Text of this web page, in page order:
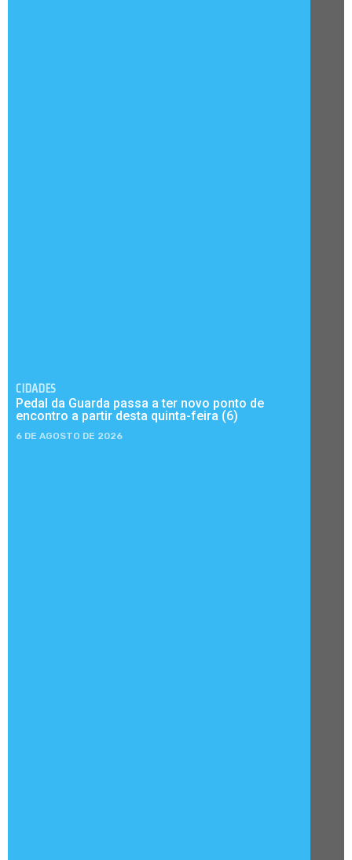
CIDADES
Pedal da Guarda passa a ter novo ponto de
encontro a partir desta quinta-feira (6)
6 DE AGOSTO DE 2026